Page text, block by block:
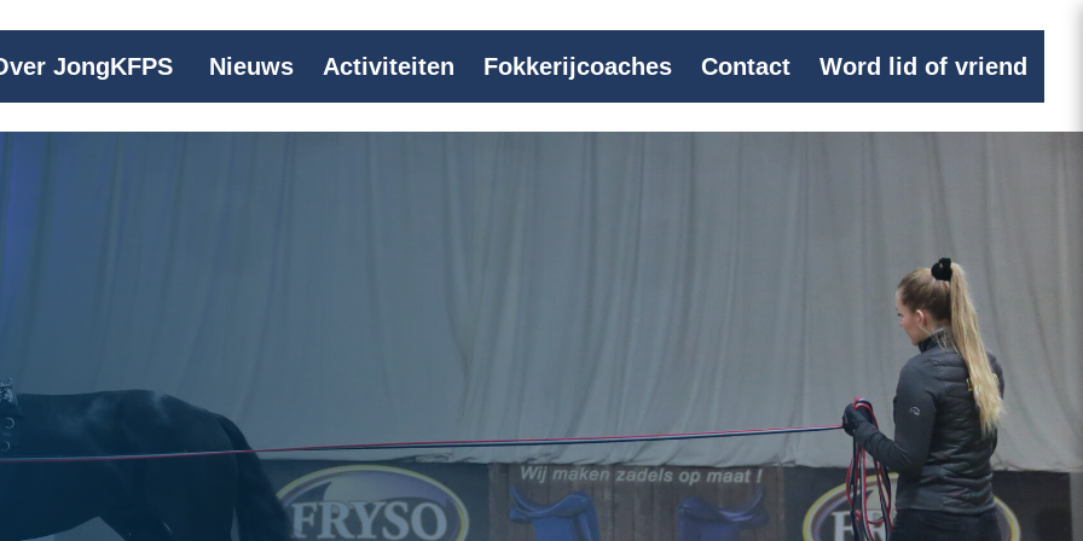
JongKFPS Nieuws Activiteiten Fokkerijcoaches Contact Word lid of vriend